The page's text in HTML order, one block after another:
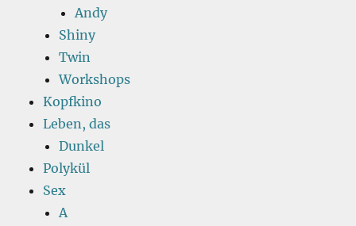
Andy
Shiny
Twin
Workshops
Kopfkino
Leben, das
Dunkel
Polykül
Sex
A